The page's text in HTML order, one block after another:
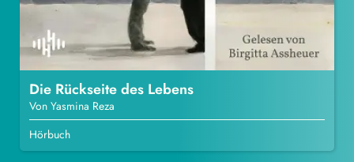
Die Rückseite des Lebens
Von Yasmina Reza
Hörbuch